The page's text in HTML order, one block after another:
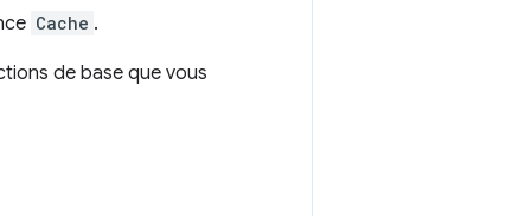
Cache .
de base que vous